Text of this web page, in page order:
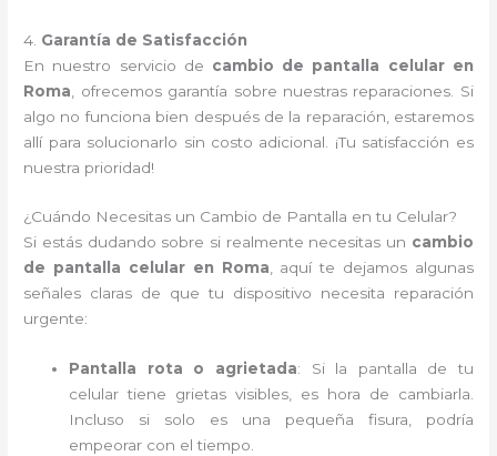
4. Garantía de Satisfacción
En nuestro servicio de cambio de pantalla celular en
Roma , ofrecemos garantía sobre nuestras reparaciones. Si
algo no funciona bien después de la reparación, estaremos
allí para solucionarlo sin costo adicional. ¡Tu satisfacción es
nuestra prioridad!
¿Cuándo Necesitas un Cambio de Pantalla en tu Celular?
Si estás dudando sobre si realmente necesitas un cambio
de pantalla celular en Roma, aquí te dejamos algunas
señales claras de que tu dispositivo necesita reparación
urgente:
Pantalla rota o agrietada: Si la pantalla de tu
celular tiene grietas visibles, es hora de cambiarla.
Incluso si solo es una pequeña fisura, podría
empeorar con el tiempo.